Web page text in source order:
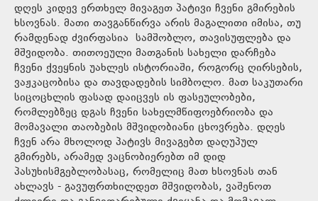
დღეს კიდევ ერთხელ მივაგეთ პატივი ჩვენი გმირების
ხსოვნას. მათი თავგანწირვა არის მაგალითი იმისა, თუ
რამდენად ძვირფასია სამშობლო, თავისუფლება და
მშვიდობა. თითოეული მათგანის სახელი დარჩება
ჩვენი ქვეყნის უახლეს ისტორიაში, როგორც ღირსების,
ვაჟკაცობისა და თავდადების სიმბოლო. მათ საკუთარი
სიცოცხლის ფასად დაიცვეს ის ფასეულობები,
რომლებზეც დგას ჩვენი სახელმწიფოებრიობა და
მომავალი თაობების მშვიდობიანი ცხოვრება. დღეს
ჩვენ არა მხოლოდ პატივს მივაგებთ დაღუპულ
გმირებს, არამედ ვაცნობიერებთ იმ დიდ
პასუხისმგებლობასაც, რომელიც მათ ხსოვნას თან
ახლავს - გავუფრთხილდეთ მშვიდობას, ვაშენოთ